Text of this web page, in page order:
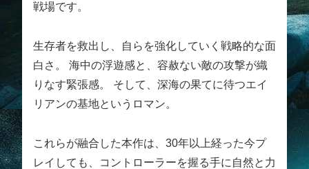
戦場です。
生存者を救出し、自らを強化していく戦略的な面
白さ。 海中の浮遊感と、容赦ない敵の攻撃が織
りなす緊張感。 そして、深海の果てに待つエイ
リアンの基地というロマン。
これらが融合した本作は、30年以上経った今プ
レイしても、コントローラーを握る手に自然と力